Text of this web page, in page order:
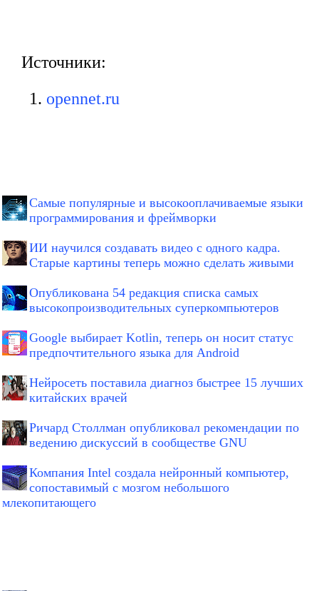
Источники:
opennet.ru
Самые популярные и высокооплачиваемые языки
программирования и фреймворки
ИИ научился создавать видео с одного кадра.
Старые картины теперь можно сделать живыми
Опубликована 54 редакция списка самых
высокопроизводительных суперкомпьютеров
Google выбирает Kotlin, теперь он носит статус
предпочтительного языка для Android
Нейросеть поставила диагноз быстрее 15 лучших
китайских врачей
Ричард Столлман опубликовал рекомендации по
ведению дискуссий в сообществе GNU
Компания Intel создала нейронный компьютер,
сопоставимый с мозгом небольшого
млекопитающего